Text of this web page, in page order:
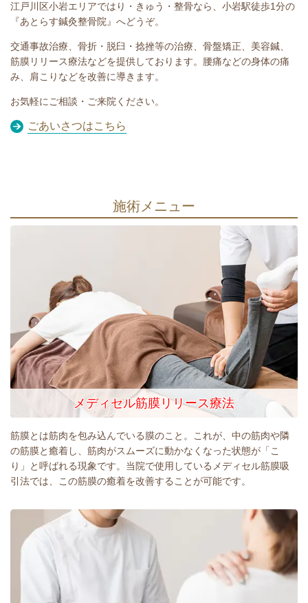
江戸川区小岩エリアではり・きゅう・整骨なら、小岩駅徒歩1分の
『あとらす鍼灸整骨院』へどうぞ。
交通事故治療、骨折・脱臼・捻挫等の治療、骨盤矯正、美容鍼、
筋膜リリース療法などを提供しております。腰痛などの身体の痛
み、肩こりなどを改善に導きます。
お気軽にご相談・ご来院ください。
ごあいさつはこちら
施術メニュー
メディセル筋膜リリース療法
筋膜とは筋肉を包み込んでいる膜のこと。これが、中の筋肉や隣
の筋膜と癒着し、筋肉がスムーズに動かなくなった状態が「こ
り」と呼ばれる現象です。当院で使用しているメディセル筋膜吸
引法では、この筋膜の癒着を改善することが可能です。